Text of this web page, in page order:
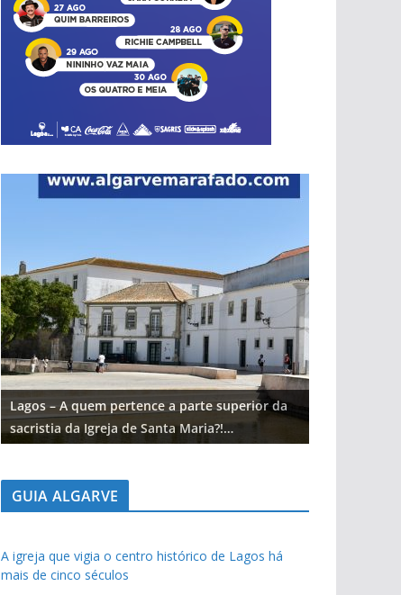
Lagos – A quem pertence a parte superior da
sacristia da Igreja de Santa Maria?!…
GUIA ALGARVE
A igreja que vigia o centro histórico de Lagos há
mais de cinco séculos